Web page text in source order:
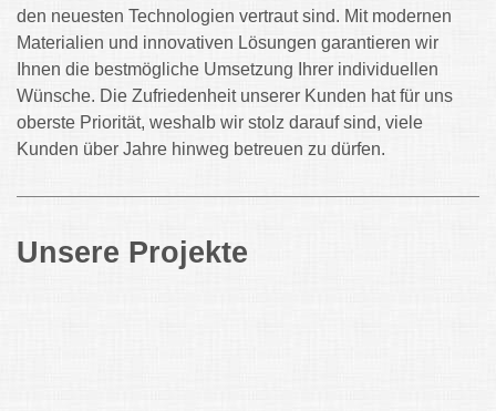
den neuesten Technologien vertraut sind. Mit modernen
Materialien und innovativen Lösungen garantieren wir
Ihnen die bestmögliche Umsetzung Ihrer individuellen
Wünsche. Die Zufriedenheit unserer Kunden hat für uns
oberste Priorität, weshalb wir stolz darauf sind, viele
Kunden über Jahre hinweg betreuen zu dürfen.
Unsere Projekte